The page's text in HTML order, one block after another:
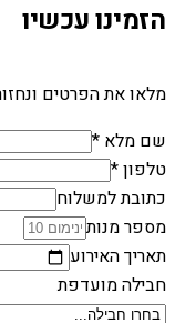
הזמינו עכשיו
מלאו את הפרטים
שם מלא *
טלפון *
כתובת למשלוח
מספר מנות
תאריך האירוע
חבילה מועדפת